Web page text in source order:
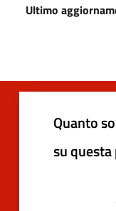
Ultimo
Quanto
su